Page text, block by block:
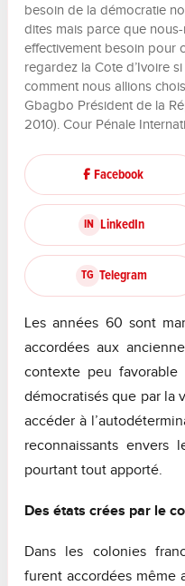
besoin de la démocratie
dites mais parce que
effectivement besoin pour
regardez la Cote d’Ivoire
comment nous allions
Gbagbo Président de la
2010). Cour Pénale
Facebook
IN LinkedIn
TG Telegram
Les années 60 sont
accordées aux
contexte peu favorable
démocratisés que par la
accéder à
reconnaissants
pourtant tout apporté.
Des états crées par le
Dans les colonies
furent accordées même